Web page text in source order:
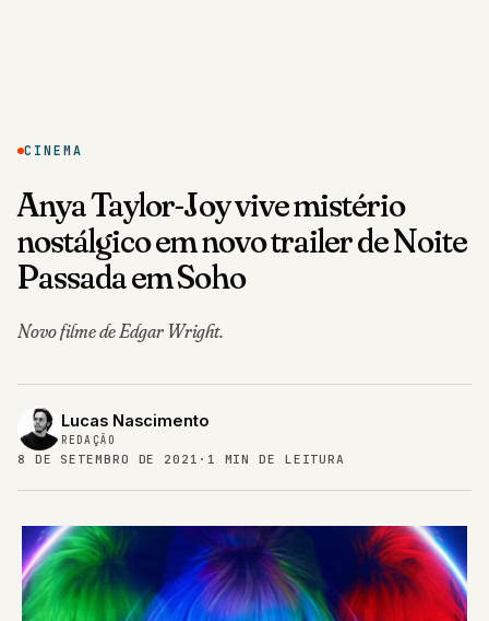
CINEMA
Anya Taylor-Joy vive mistério
nostálgico em novo trailer de Noite
Passada em Soho
Novo filme de Edgar Wright.
Lucas Nascimento
REDAÇÃO
8 DE SETEMBRO DE 2021 · 1 MIN DE LEITURA